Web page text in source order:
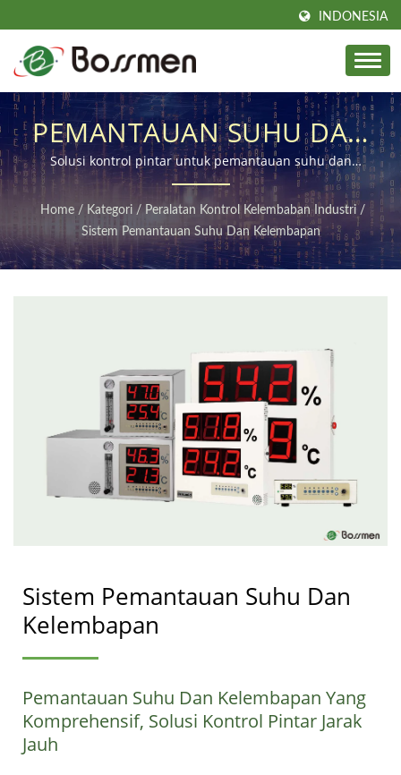
INDONESIA
PEMANTAUAN SUHU DAN
KELEMBAPAN YANG
KOMPREHENSIF, SOLUSI
KONTROL PINTAR JARAK
JAUH
Solusi kontrol pintar untuk pemantauan suhu dan
kelembapan yang tepat
Home / Kategori / Peralatan Kontrol Kelembaban Industri /
Sistem Pemantauan Suhu Dan Kelembapan
Sistem Pemantauan Suhu Dan
Kelembapan
Pemantauan Suhu Dan Kelembapan Yang
Komprehensif, Solusi Kontrol Pintar Jarak
Jauh